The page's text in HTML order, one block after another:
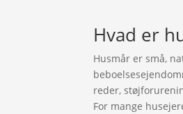
Hvad er
Husmår er små,
reder,
For mange